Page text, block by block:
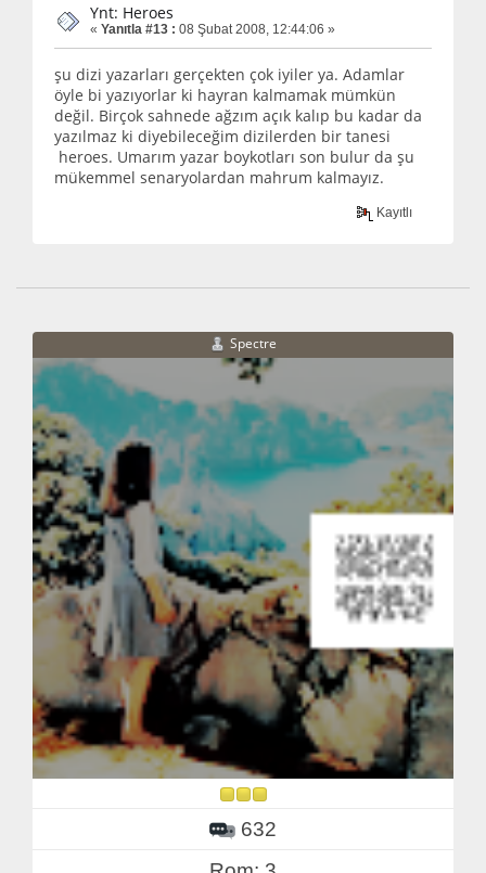
Ynt: Heroes
« Yanıtla #13 : 08 Şubat 2008, 12:44:06 »
şu dizi yazarları gerçekten çok iyiler ya. Adamlar
öyle bi yazıyorlar ki hayran kalmamak mümkün
değil. Birçok sahnede ağzım açık kalıp bu kadar da
yazılmaz ki diyebileceğim dizilerden bir tanesi
heroes. Umarım yazar boykotları son bulur da şu
mükemmel senaryolardan mahrum kalmayız.
Kayıtlı
Spectre
632